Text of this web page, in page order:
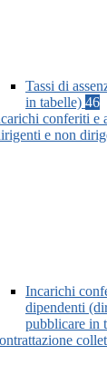
Tassi di
in tabelle) 46
conferiti e
e non
Incarichi
dipendenti
pubblicare in